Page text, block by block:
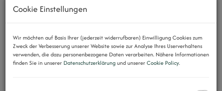
Cookie Einstellungen
Wir möchten auf Basis Ihrer (jederzeit widerrufbaren) Einwilligung Cookies zum
Zweck der Verbesserung unserer Website sowie zur Analyse Ihres Userverhaltens
verwenden, die dazu personenbezogene Daten verarbeiten. Nähere Informationen
finden Sie in unserer Datenschutzerklärungund unsererCookie Policy.